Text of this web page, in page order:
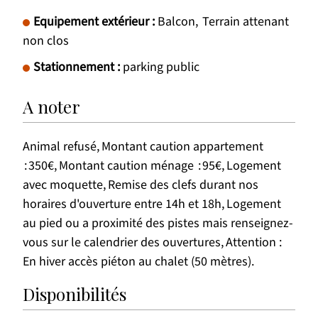
Equipement extérieur: Balcon Terrain attenant
non clos
Stationnement: parking public
A noter
Animal refusé Montant caution appartement
350€ Montant caution ménage 95€ Logement
avec moquette Remise des clefs durant nos
horaires d'ouverture entre 14h et 18h Logement
au pied ou a proximité des pistes mais renseignez-
vous sur le calendrier des ouvertures Attention :
En hiver accès piéton au chalet (50 mètres)
Disponibilités